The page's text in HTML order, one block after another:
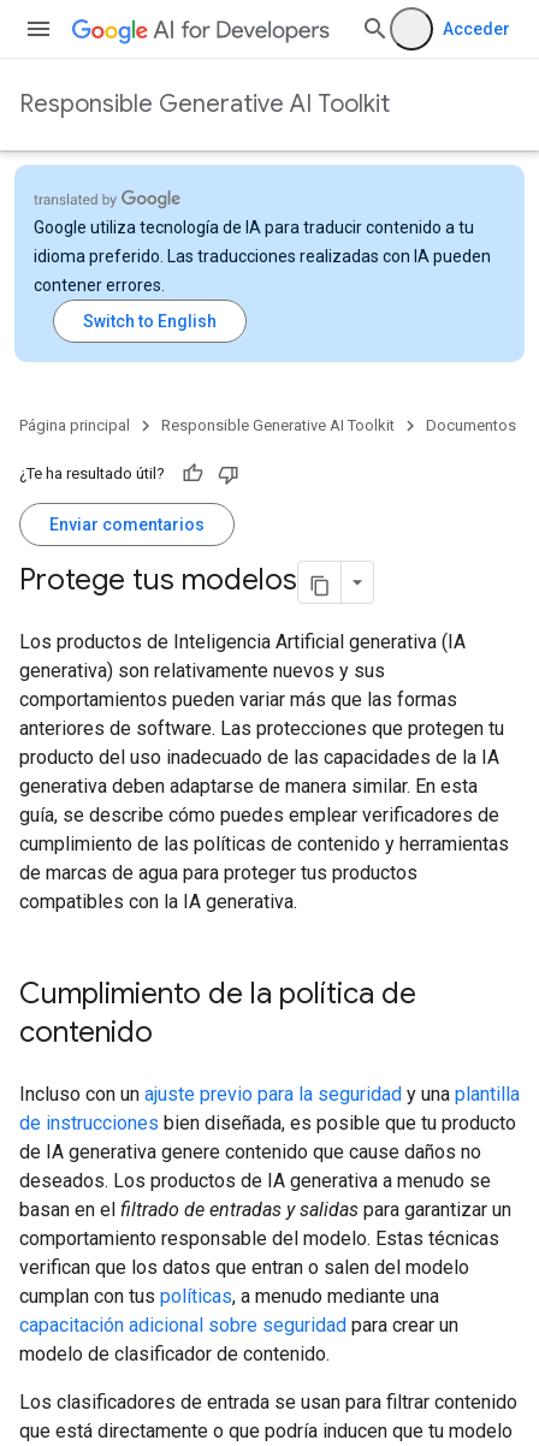
Acceder
Responsible Generative AI Toolkit
Google utiliza tecnología de IA para traducir contenido a tu
idioma preferido. Las traducciones realizadas con IA pueden
contener errores.
Página principal Responsible Generative AI Toolkit Documentos
¿Te ha resultado útil?
Enviar comentarios
Protege tus modelos
Los productos de Inteligencia Artificial generativa (IA
generativa) son relativamente nuevos y sus
comportamientos pueden variar más que las formas
anteriores de software. Las protecciones que protegen tu
producto del uso inadecuado de las capacidades de la IA
generativa deben adaptarse de manera similar. En esta
guía, se describe cómo puedes emplear verificadores de
cumplimiento de las políticas de contenido y herramientas
de marcas de agua para proteger tus productos
compatibles con la IA generativa.
Cumplimiento de la política de
contenido
Incluso con un ajuste previo para la seguridad y una plantilla
de instrucciones bien diseñada, es posible que tu producto
de IA generativa genere contenido que cause daños no
deseados. Los productos de IA generativa a menudo se
basan en el filtrado de entradas y salidas para garantizar un
comportamiento responsable del modelo. Estas técnicas
verifican que los datos que entran o salen del modelo
cumplan con tus políticas, a menudo mediante una
capacitación adicional sobre seguridad para crear un
modelo de clasificador de contenido.
Los clasificadores de entrada se usan para filtrar contenido
que está directamente o que podría inducen que tu modelo